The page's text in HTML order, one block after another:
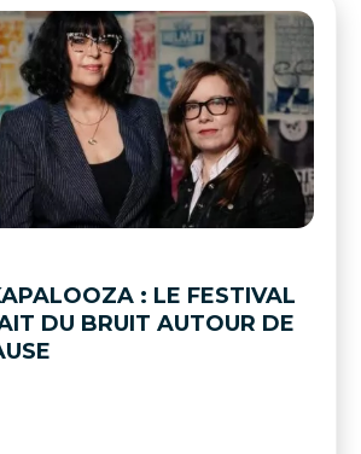
: LE FESTIVAL
DU BRUIT AUTOUR DE